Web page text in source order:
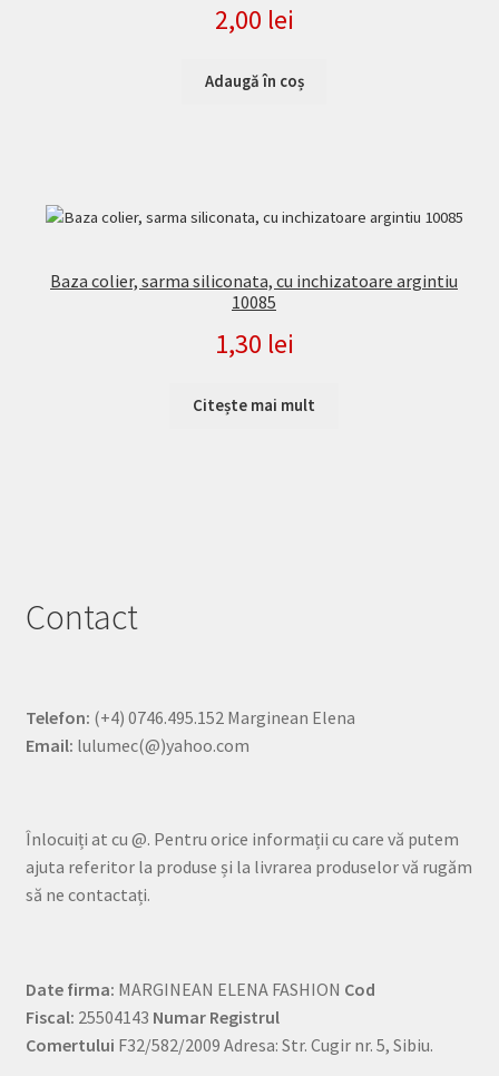
2,00 lei
Adaugă în coș
Baza colier, sarma siliconata, cu inchizatoare argintiu
10085
1,30 lei
Citește mai mult
Contact
Telefon: (+4) 0746.495.152 Marginean Elena
Email: lulumec(@)yahoo.com
Înlocuiți at cu @. Pentru orice informații cu care vă putem
ajuta referitor la produse și la livrarea produselor vă rugăm
să ne contactați.
Date firma: MARGINEAN ELENA FASHION Cod
Fiscal: 25504143 Numar Registrul
Comertului F32/582/2009 Adresa: Str. Cugir nr. 5, Sibiu.